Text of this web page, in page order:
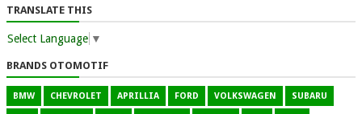
TRANSLATE THIS
Select Language ▼
BRANDS OTOMOTIF
BMW CHEVROLET APRILLIA FORD VOLKSWAGEN SUBARU